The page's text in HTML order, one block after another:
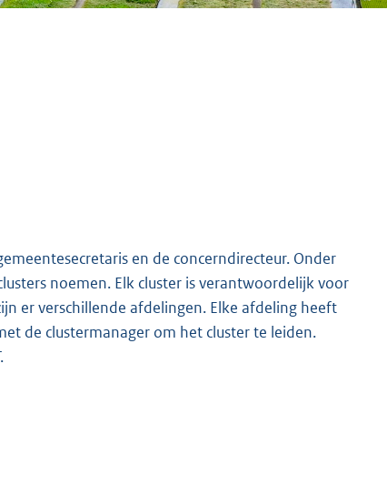
en de concerndirecteur. Onder
noemen. Elk cluster is verantwoordelijk voor
er verschillende afdelingen. Elke afdeling heeft
de clustermanager om het cluster te leiden.